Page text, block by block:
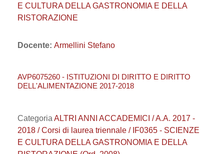
E CULTURA DELLA GASTRONOMIA E DELLA
RISTORAZIONE
Docente: Armellini Stefano
AVP6075260 - ISTITUZIONI DI DIRITTO E DIRITTO
DELL'ALIMENTAZIONE 2017-2018
Categoria ALTRI ANNI ACCADEMICI / A.A. 2017 -
2018 / Corsi di laurea triennale / IF0365 - SCIENZE
E CULTURA DELLA GASTRONOMIA E DELLA